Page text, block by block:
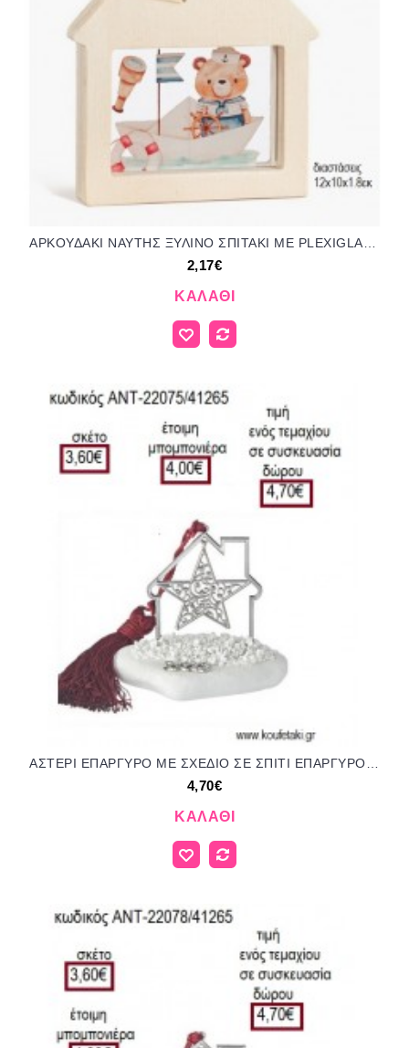
ΑΡΚΟΥΔΑΚΙ ΝΑΥΤΗΣ ΞΥΛΙΝΟ ΣΠΙΤΑΚΙ ΜΕ PLEXIGLASS για μπομπονιέρες γούρι δώρο ΠΑΡ-01546001/31140 2.17€!!!
2,17€
ΚΑΛΆΘΙ
ΑΣΤΕΡΙ ΕΠΑΡΓΥΡΟ ΜΕ ΣΧΕΔΙΟ ΣΕ ΣΠΙΤΙ ΕΠΑΡΓΥΡΟ ΠΑΝΩ ΣΕ ΒΟΤΣΑΛΟ για γούρι δώρο ΑΝΤ-22075/41265 4.70€!!!
4,70€
ΚΑΛΆΘΙ